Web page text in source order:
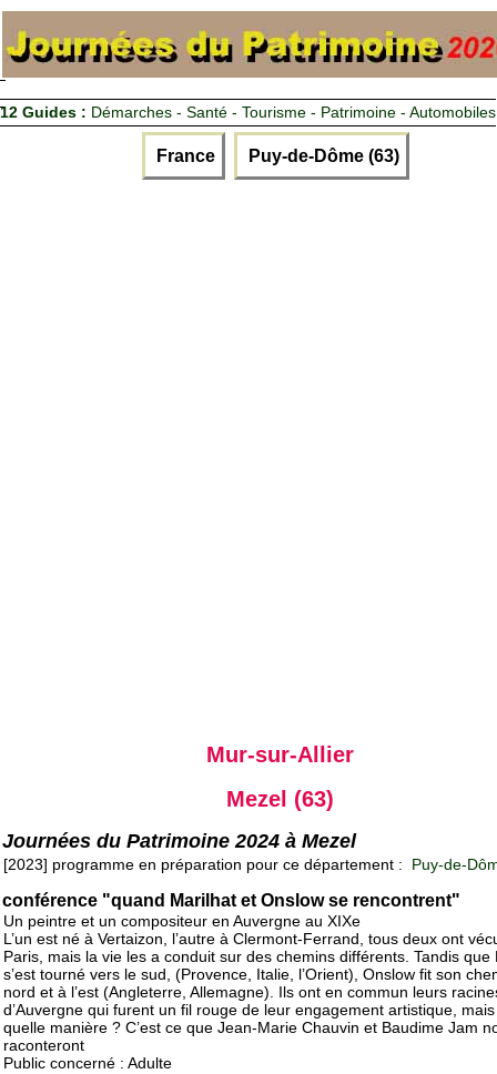
12 Guides : Démarches - Santé - Tourisme - Patrimoine - Automobiles
France Puy-de-Dôme (63)
Mur-sur-Allier
Mezel (63)
Journées du Patrimoine 2024 à Mezel
[2023] programme en préparation pour ce département : Puy-de-
conférence "quand Marilhat et Onslow se rencontrent"
Un peintre et un compositeur en Auvergne au XIXe
L’un est né à Vertaizon, l’autre à Clermont-Ferrand, tous deux ont
Paris, mais la vie les a conduit sur des chemins différents. Tandis que
s’est tourné vers le sud, (Provence, Italie, l’Orient), Onslow fit son
nord et à l’est (Angleterre, Allemagne). Ils ont en commun leurs
d’Auvergne qui furent un fil rouge de leur engagement artistique,
quelle manière ? C’est ce que Jean-Marie Chauvin et Baudime Jam
raconteront
Public concerné : Adulte